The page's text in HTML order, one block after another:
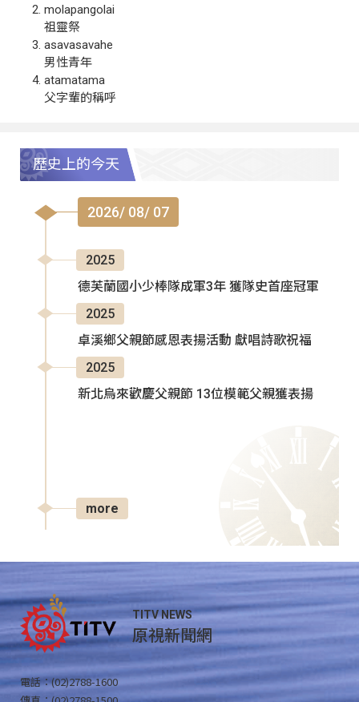
molapangolai
祖靈祭
asavasavahe
男性青年
atamatama
父字輩的稱呼
歷史上的今天
2026/ 08/ 07
2025
德芙蘭國小少棒隊成軍3年 獲隊史首座冠軍
2025
卓溪鄉父親節感恩表揚活動 獻唱詩歌祝福
2025
新北烏來歡慶父親節 13位模範父親獲表揚
more
TITV NEWS
原視新聞網
電話：(02)2788-1600